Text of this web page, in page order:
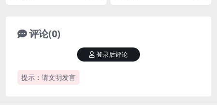
评论(0)
提示：请文明发言
登录后评论